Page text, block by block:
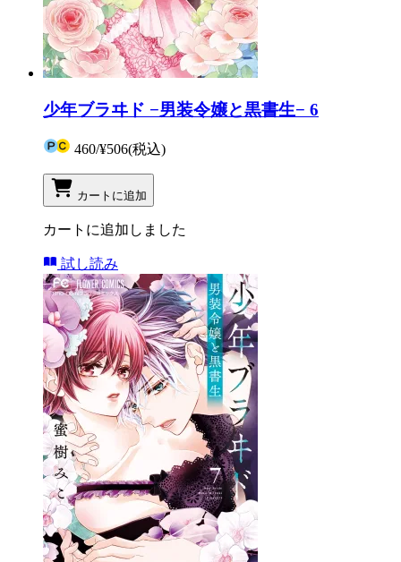
少年ブラヰド −男装令嬢と黒書生− 6
460/¥506(税込)
カートに追加
カートに追加しました
試し読み